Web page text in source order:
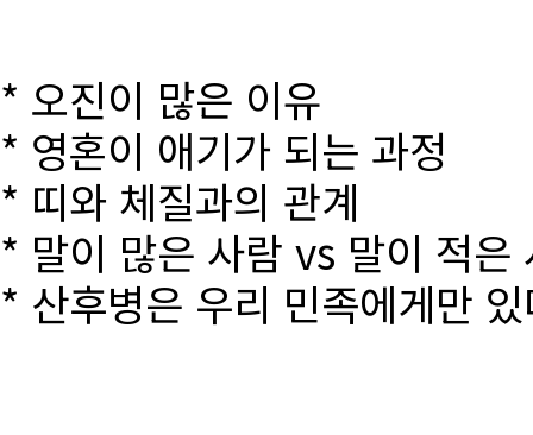
* 오진이 많은 이유
* 영혼이 애기가 되는 과정
* 띠와 체질과의 관계
* 말이 많은 사람 vs 말이 적은
* 산후병은 우리 민족에게만